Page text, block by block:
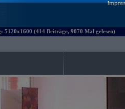
5120x1600 (414 Beiträge, 9070 Mal gelesen)